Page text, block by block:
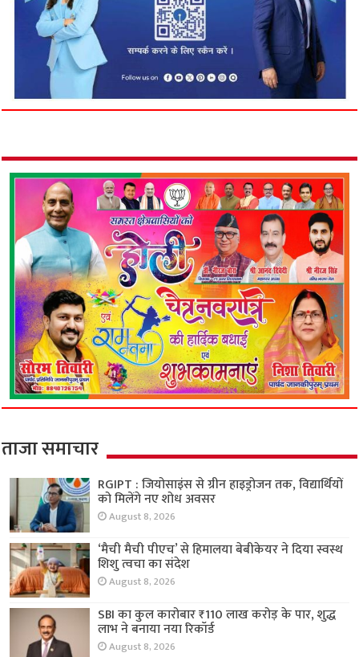
ताजा समाचार
RGIPT : जियोसाइंस से ग्रीन हाइड्रोजन तक, विद्यार्थियों
को मिलेंगे नए शोध अवसर
August 8, 2026
‘मैची मैची पीएच’ से हिमालया बेबीकेयर ने दिया स्वस्थ
शिशु त्वचा का संदेश
August 8, 2026
SBI का कुल कारोबार ₹110 लाख करोड़ के पार, शुद्ध
लाभ ने बनाया नया रिकॉर्ड
August 8, 2026